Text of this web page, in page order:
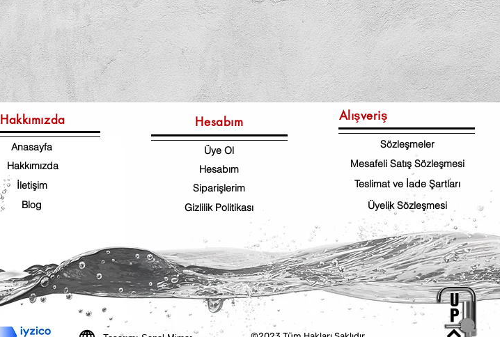
Hakkımızda
Anasayfa
Hakkımızda
İletişim
Blog
Hesabım
Üye Ol
Hesabım
Siparişlerim
Gizlilik Politikası
Alışveriş
Sözleşmeler
Mesafeli Satış Sözleşmesi
Teslimat ve İade Şartları
Üyelik Sözleşmesi